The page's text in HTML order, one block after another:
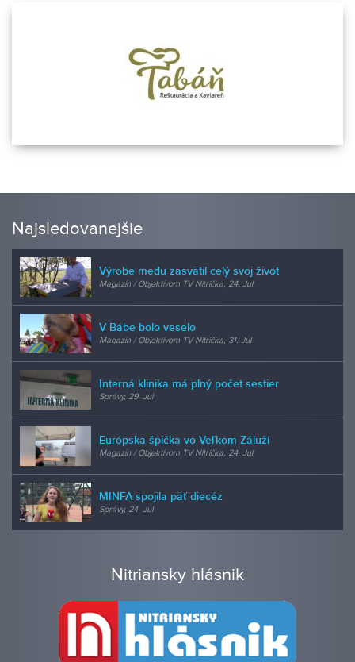
Najsledovanejšie
Výrobe medu zasvätil celý svoj život
Magazín / Objektívom TV Nitrička, 24. Jul
V Bábe bolo veselo
Magazín / Objektívom TV Nitrička, 31. Jul
Interná klinika má plný počet sestier
Správy, 29. Jul
Európska špička vo Veľkom Záluží
Magazín / Objektívom TV Nitrička, 24. Jul
MINFA spojila päť diecéz
Správy, 24. Jul
Nitriansky hlásnik